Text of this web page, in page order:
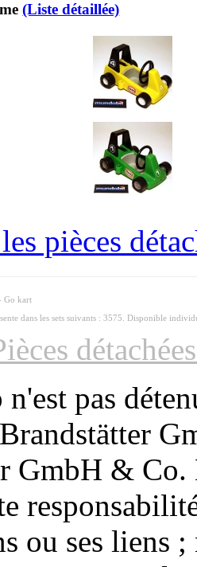
(Liste détaillée)
pièces
Go kart
dans les sets suivants : 3575. Disponible
n'est pas
GmbH & Co.
ou ses liens ;